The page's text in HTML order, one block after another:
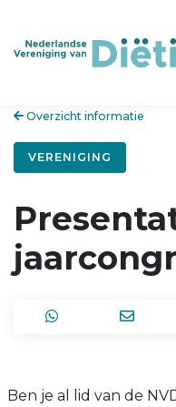
Overzicht informatie
VERENIGING
Ben je al lid van de